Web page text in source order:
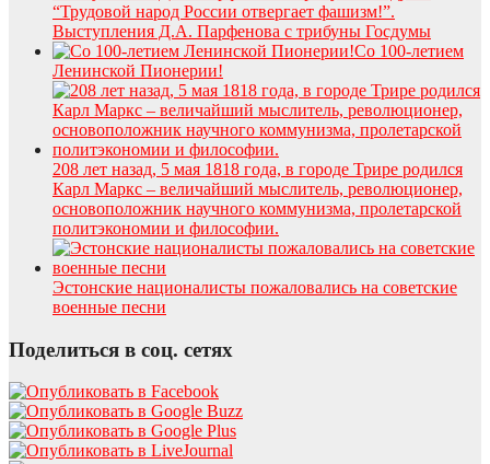
“Трудовой народ России отвергает фашизм!”.
Выступления Д.А. Парфенова с трибуны Госдумы
Со 100-летием
Ленинской Пионерии!
208 лет назад, 5 мая 1818 года, в городе Трире родился
Карл Маркс – величайший мыслитель, революционер,
основоположник научного коммунизма, пролетарской
политэкономии и философии.
Эстонские националисты пожаловались на советские
военные песни
Поделиться в соц. сетях